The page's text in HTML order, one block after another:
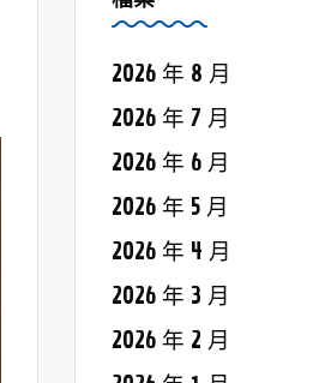
2026 年 8 月
2026 年 7 月
2026 年 6 月
2026 年 5 月
2026 年 4 月
2026 年 3 月
2026 年 2 月